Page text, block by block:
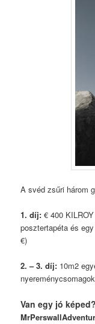
A svéd zsűri három
1. díj: € 400
posztertapéta és
€)
2. – 3. díj: 10m2
Van egy jó